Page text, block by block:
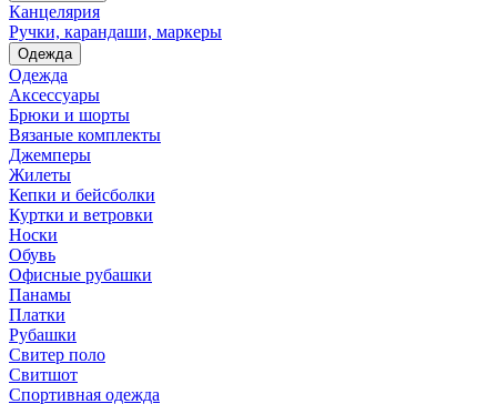
Канцелярия
Ручки, карандаши, маркеры
Одежда
Одежда
Аксессуары
Брюки и шорты
Вязаные комплекты
Джемперы
Жилеты
Кепки и бейсболки
Куртки и ветровки
Носки
Обувь
Офисные рубашки
Панамы
Платки
Рубашки
Свитер поло
Свитшот
Спортивная одежда